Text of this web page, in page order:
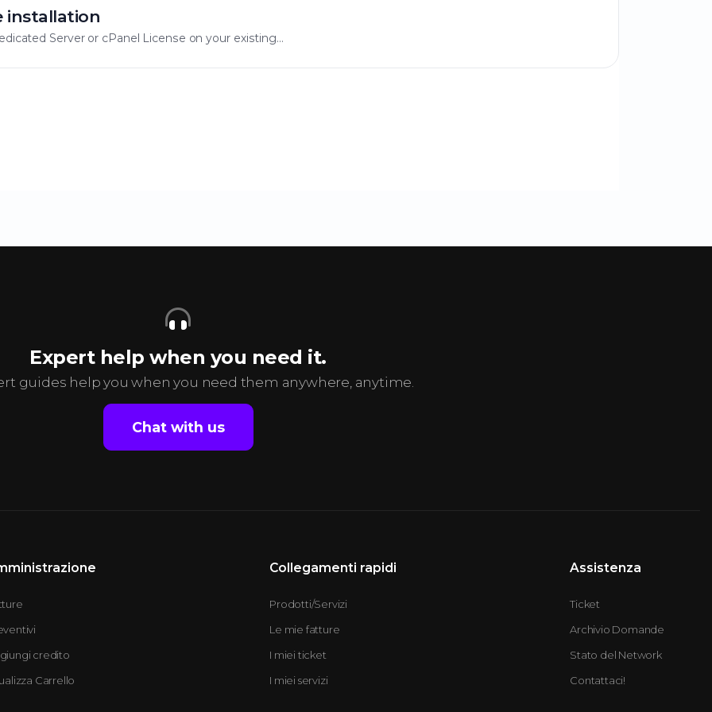
installation
Server or cPanel License on your existing...
Expert help when you need it.
guides help you when you need them anywhere, anytime.
Chat with us
credito
Carrello
Collegamenti rapidi
Prodotti/Servizi
Le mie fatture
I miei ticket
I miei servizi
Assistenza
Ticket
Archivio Domande
Stato del Network
Contattaci!